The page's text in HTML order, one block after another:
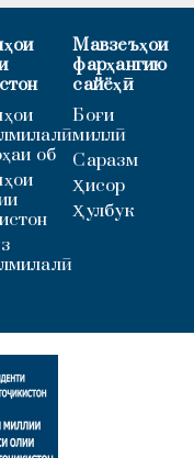
об
Мавзеъҳои
фарҳангию
сайёҳӣ
Боғи
миллӣ
Саразм
Ҳисор
Ҳулбук